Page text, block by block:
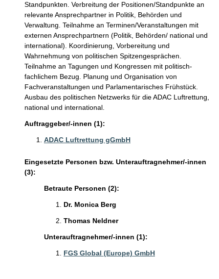
Standpunkten. Verbreitung der Positionen/Standpunkte an
relevante Ansprechpartner in Politik, Behörden und
Verwaltung. Teilnahme an Terminen/Veranstaltungen mit
externen Ansprechpartnern (Politik, Behörden/ national und
international). Koordinierung, Vorbereitung und
Wahrnehmung von politischen Spitzengesprächen.
Teilnahme an Tagungen und Kongressen mit politisch-
fachlichem Bezug. Planung und Organisation von
Fachveranstaltungen und Parlamentarisches Frühstück.
Ausbau des politischen Netzwerks für die ADAC Luftrettung,
national und international.
Auftraggeber/-innen (1):
ADAC Luftrettung gGmbH
Eingesetzte Personen bzw. Unterauftragnehmer/-innen
(3):
Betraute Personen (2):
Dr. Monica Berg
Thomas Neldner
Unterauftragnehmer/-innen (1):
FGS Global (Europe) GmbH